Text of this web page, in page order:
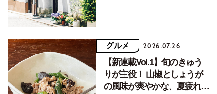
グルメ 2026.07.26
【新連載Vol.1】旬のきゅう
りが主役！ 山椒としょうが
の風味が爽やかな、夏疲れを